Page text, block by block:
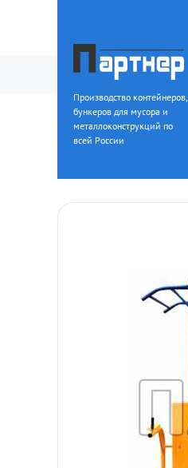
Производство контейнеров,
бункеров для мусора и
металлоконструкций по
всей России